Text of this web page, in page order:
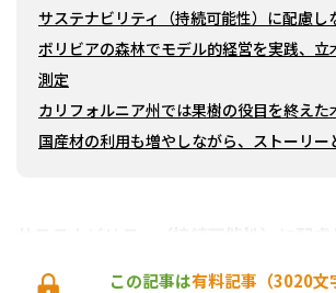
サステナビリティ（持続可能性）に配慮し
ボリビアの森林でモデル的経営を実践、立
測定
カリフォルニア州では果樹の役目を終えた
国産材の利用も増やしながら、ストーリー
サステナビリティ（持続可能性）に配慮
この記事は有料記事（3020文